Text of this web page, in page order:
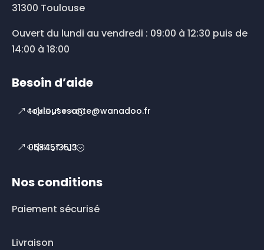
31300 Toulouse
Ouvert du lundi au vendredi : 09:00 à 12:30 puis de
14:00 à 18:00
Besoin d’aide
toulousesante@wanadoo.fr
0534513513
Nos conditions
Paiement sécurisé
Livraison